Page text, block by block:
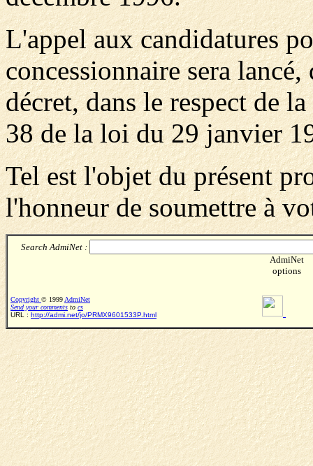
L'appel aux candidatures
concessionnaire sera
décret, dans le respect de
38 de la loi du 29 janvier
Tel est l'objet du présent
l'honneur de soumettre à
Search AdmiNet :
AdmiNet
options
Copyright © 1999 AdmiNet
Send your comments to cs
URL : http://admi.net/jo/PRMX9601533P.html